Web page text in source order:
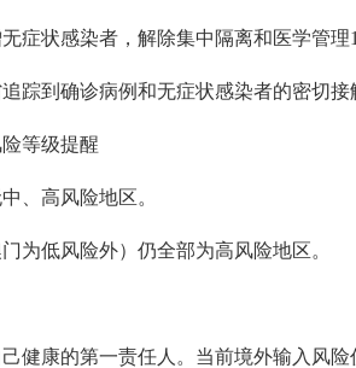
症状感染者，解除集中隔离和医学管
踪到确诊病例和无症状感染者的密切
等级提醒
、高风险地区。
为低风险外）仍全部为高风险地区。
健康的第一责任人。当前境外输入风